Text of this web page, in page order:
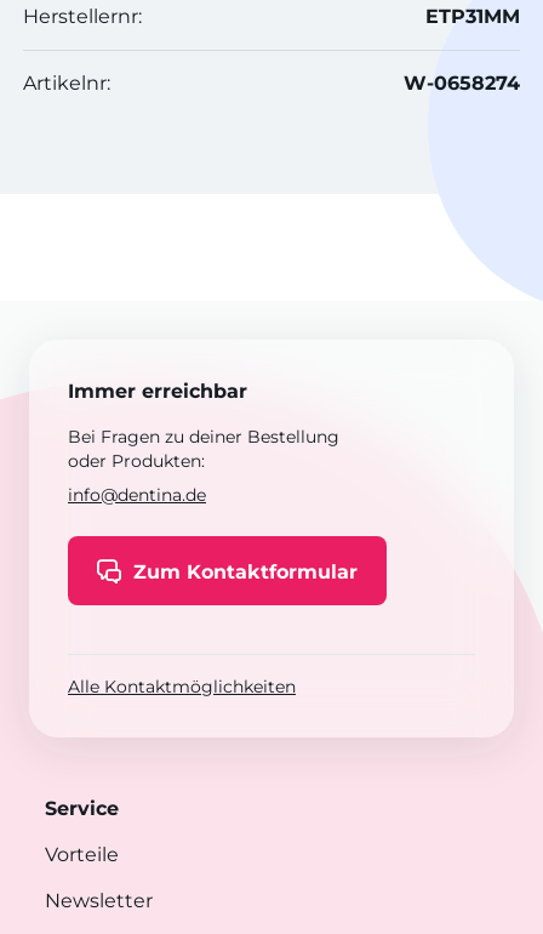
Herstellernr: ETP31MM
Artikelnr: W-0658274
Immer erreichbar
Bei Fragen zu deiner Bestellung
oder Produkten:
info@dentina.de
Zum Kontaktformular
Alle Kontaktmöglichkeiten
Service
Vorteile
Newsletter